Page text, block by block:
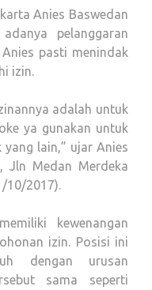
Anies Baswedan
pelanggaran
pasti menindak
izin.
adalah untuk
ya gunakan untuk
lain,” ujar Anies
Jln Medan Merdeka
10/2017).
kewenangan
izin. Posisi ini
dengan urusan
sama seperti